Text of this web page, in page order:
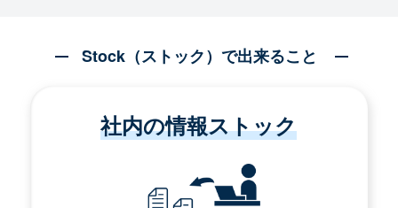
Stock（ストック）で出来ること
社内の情報ストック